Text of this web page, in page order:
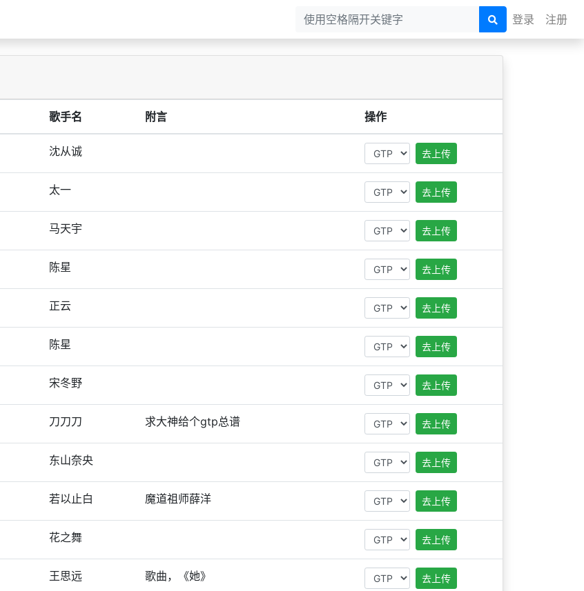
登录 注册
歌手名 附言 操作
沈从诚 去上传
太一 去上传
马天宇 去上传
陈星 去上传
正云 去上传
陈星 去上传
宋冬野 去上传
刀刀刀 求大神给个gtp总谱 去上传
东山奈央 去上传
若以止白 魔道祖师薛洋 去上传
花之舞 去上传
王思远 歌曲，《她》 去上传